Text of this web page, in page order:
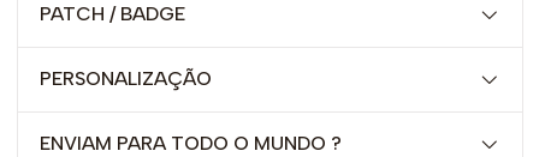
PATCH / BADGE
PERSONALIZAÇÃO
ENVIAM PARA TODO O MUNDO ?